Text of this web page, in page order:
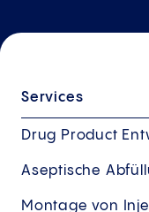
Services
Drug Product
Aseptische
Montage von